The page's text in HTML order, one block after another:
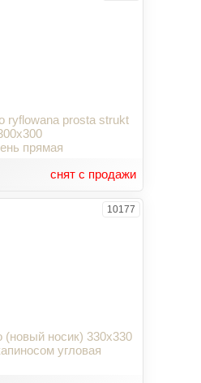
ryflowana prosta strukt
прямая
снят с продажи
10177
(новый носик) 330x330
угловая